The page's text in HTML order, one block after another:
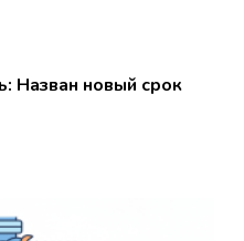
Назван новый срок